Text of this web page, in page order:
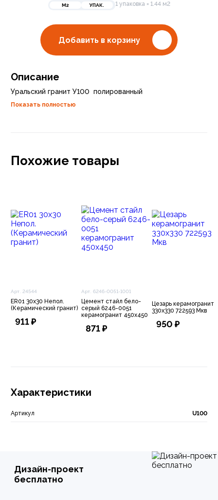
М2 УПАК. 1 упаковка = 1.44 м2
Добавить в корзину
Описание
Уральский гранит У100 полированный
Показать полностью
Похожие товары
Арт. 24544
ER01 30x30 Непол.
(Керамический гранит)
911 ₽
Арт. 6246-0051-1001
Цемент стайл бело-
серый 6246-0051
керамогранит 450х450
871 ₽
Цезарь керамогранит
330х330 722593 Мкв
950 ₽
Характеристики
Артикул U100
Дизайн-проект
бесплатно